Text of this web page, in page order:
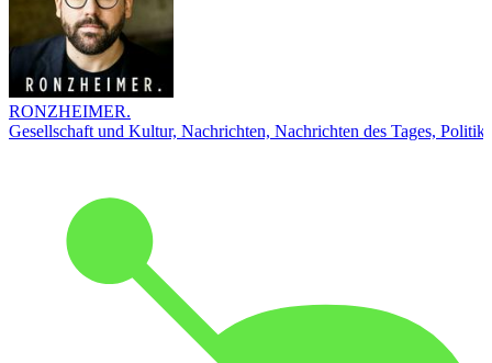
RONZHEIMER.
Gesellschaft und Kultur, Nachrichten, Nachrichten des Tages, Politik